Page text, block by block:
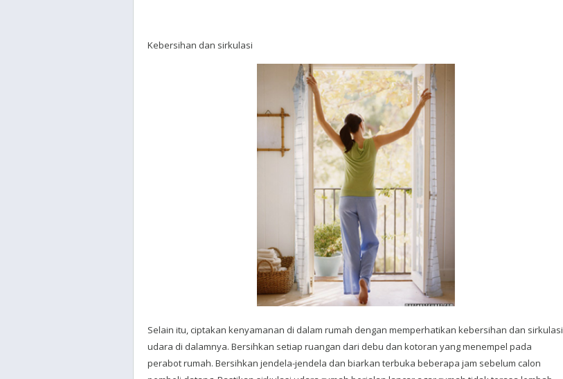
Kebersihan dan sirkulasi
Selain itu, ciptakan kenyamanan di dalam rumah dengan memperhatikan kebersihan dan sirkulasi
udara di dalamnya. Bersihkan setiap ruangan dari debu dan kotoran yang menempel pada
perabot rumah. Bersihkan jendela-jendela dan biarkan terbuka beberapa jam sebelum calon